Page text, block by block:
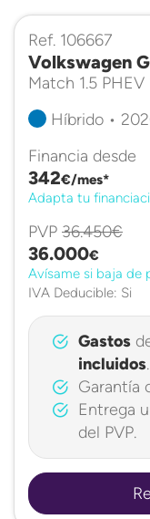
Ref. 106667
Volkswagen
Match 1.5
Híbrido •
Financia desde
342€/mes*
Adapta tu
PVP 36.450€
36.000€
Avísame si baja de
IVA Deducible: Si
Gastos
incluidos.
Garantía
Entrega
del PVP.